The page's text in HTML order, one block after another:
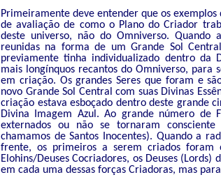
Primeiramente deve entender que os
de avaliação de como o Plano do Criador
deste universo, não do Omniverso. Quando
reunidas na forma de um Grande Sol
previamente tinha individualizado dentro da
mais longínquos recantos do Omniverso,
em criação. Os grandes Seres que foram e
novo Grande Sol Central com suas Divinas
criação estava esboçado dentro deste grande
Divina Imagem Azul. Ao grande número de
externados ou não se tornaram
chamamos de Santos Inocentes). Quando a
frente, os primeiros a serem criados foram
Elohins/Deuses Cocriadores, os Deuses
em cada uma dessas forças Criadoras, mas